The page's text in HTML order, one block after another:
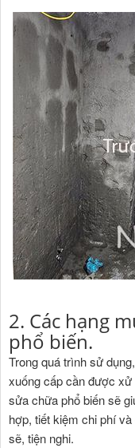
2. Các hạng
phổ biến.
Trong quá trình sử
xuống cấp cần được
sửa chữa phổ biến sẽ
hợp, tiết kiệm chi phí
sẽ, tiện nghi.